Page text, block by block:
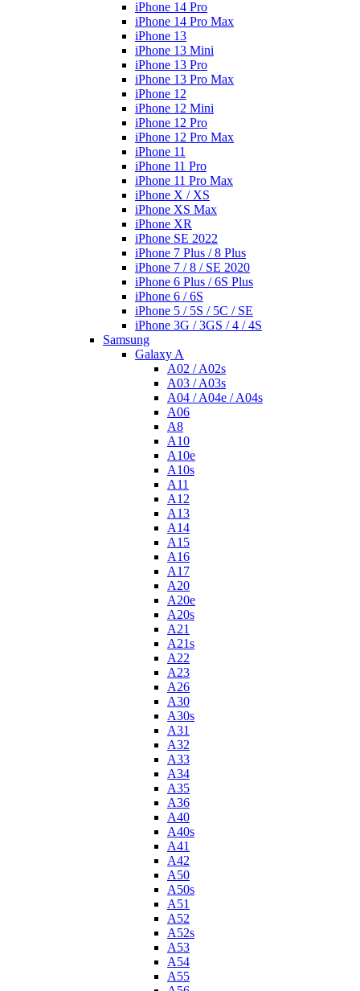
iPhone 14 Pro
iPhone 14 Pro Max
iPhone 13
iPhone 13 Mini
iPhone 13 Pro
iPhone 13 Pro Max
iPhone 12
iPhone 12 Mini
iPhone 12 Pro
iPhone 12 Pro Max
iPhone 11
iPhone 11 Pro
iPhone 11 Pro Max
iPhone X / XS
iPhone XS Max
iPhone XR
iPhone SE 2022
iPhone 7 Plus / 8 Plus
iPhone 7 / 8 / SE 2020
iPhone 6 Plus / 6S Plus
iPhone 6 / 6S
iPhone 5 / 5S / 5C / SE
iPhone 3G / 3GS / 4 / 4S
Samsung
Galaxy A
A02 / A02s
A03 / A03s
A04 / A04e / A04s
A06
A8
A10
A10e
A10s
A11
A12
A13
A14
A15
A16
A17
A20
A20e
A20s
A21
A21s
A22
A23
A26
A30
A30s
A31
A32
A33
A34
A35
A36
A40
A40s
A41
A42
A50
A50s
A51
A52
A52s
A53
A54
A55